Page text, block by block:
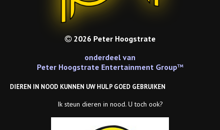
2026 Peter Hoogstrate
onderdeel van
Peter Hoogstrate Entertainment Group
DIEREN IN NOOD KUNNEN UW HULP GOED GEBRUIKEN
Ik steun dieren in nood. U toch ook?